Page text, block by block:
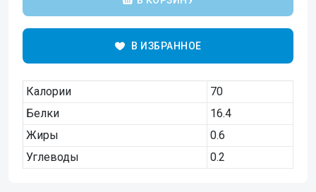
В ИЗБРАННОЕ
Калории
70
Белки
16.4
Жиры
0.6
Углеводы
0.2